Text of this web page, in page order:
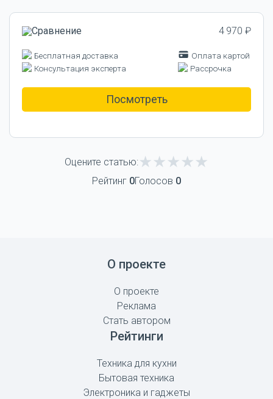
4 970 ₽
Бесплатная доставка
Оплата картой
Консультация эксперта
Рассрочка
Посмотреть
Оцените статью:
Рейтинг 0Голосов 0
О проекте
О проекте
Реклама
Стать автором
Рейтинги
Техника для кухни
Бытовая техника
Электроника и гаджеты